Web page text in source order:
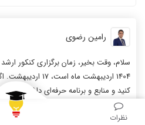
نظرات
رامین رضوی
سلام، وقت بخیر، زمان برگزاری کنکور ارشد
1404 اردیبهشت ماه
کنید و منابع و برنامه حرفه‌ای داشته
یک جلسه
مشاوره تلفنی کنکور ارشد